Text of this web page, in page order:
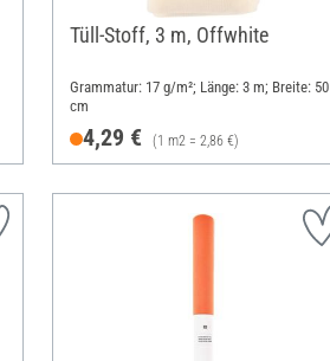
Tüll-Stoff, 3 m, Offwhite
Grammatur: 17 g/m²; Länge: 3 m; Breite: 50
cm
4,29 € (1 m2 = 2,86 €)